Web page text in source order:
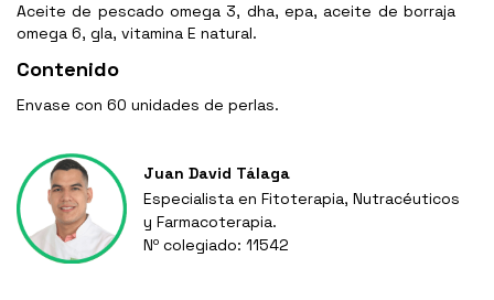
Aceite de pescado omega 3, dha, epa, aceite de borraja
omega 6, gla, vitamina E natural.
Contenido
Envase con 60 unidades de perlas.
Juan David Tálaga
Especialista en Fitoterapia, Nutracéuticos
y Farmacoterapia.
Nº colegiado: 11542